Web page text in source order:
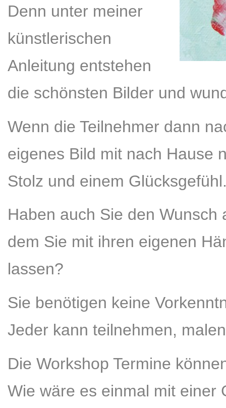
Denn unter meiner
künstlerischen
Anleitung entstehen
die schönsten Bilder und
Wenn die Teilnehmer dann
eigenes Bild mit nach Hause
Stolz und einem
Haben auch Sie den Wunsch
dem Sie mit ihren eigenen
lassen?
Sie benötigen keine
Jeder kann teilnehmen,
Die Workshop Termine
Wie wäre es einmal mit einer